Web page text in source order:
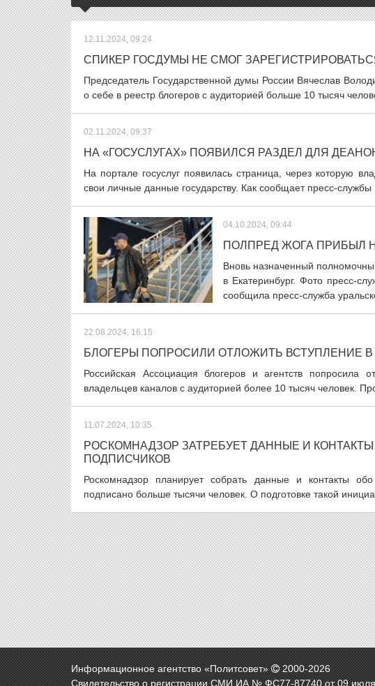
12.11.2024, 09:24
СПИКЕР ГОСДУМЫ НЕ СМОГ
Председатель Государственной думы России Вячеслав
о себе в реестр блогеров с аудиторией больше 10 тысяч
02.11.2024, 09:37
НА «ГОСУСЛУГАХ» ПОЯВИЛСЯ РАЗДЕЛ ДЛЯ
На портале госуслуг появилась страница, через которую
свои личные данные государству. Как сообщает пресс-
04.10.2024, 09:44
ПОЛПРЕД ЖОГА ПРИБЫЛ
Вновь назначенный
в Екатеринбург. Фото пресс-
сообщила пресс-служба
22.08.2024, 16:15
БЛОГЕРЫ ПОПРОСИЛИ ОТЛОЖИТЬ ВСТУПЛЕНИЕ
Российская Ассоциация блогеров и агентств попросила
владельцев каналов с аудиторией более 10 тысяч человек.
11.07.2024, 10:35
РОСКОМНАДЗОР ЗАТРЕБУЕТ ДАННЫЕ И
ПОДПИСЧИКОВ
Роскомнадзор планирует собрать данные и контакты
подписано больше тысячи человек. О подготовке такой
Информационное агентство «Политсовет» 2000-2026
Свидетельство о регистрации СМИ ИА № ФС77-87740 от 09 июля